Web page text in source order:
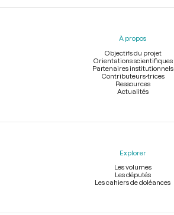
Menu
À propos
Objectifs du projet
Orientations scientifiques
Partenaires institutionnels
Contributeurs-trices
Ressources
Actualités
Explorer
Les volumes
Les députés
Les cahiers de doléances